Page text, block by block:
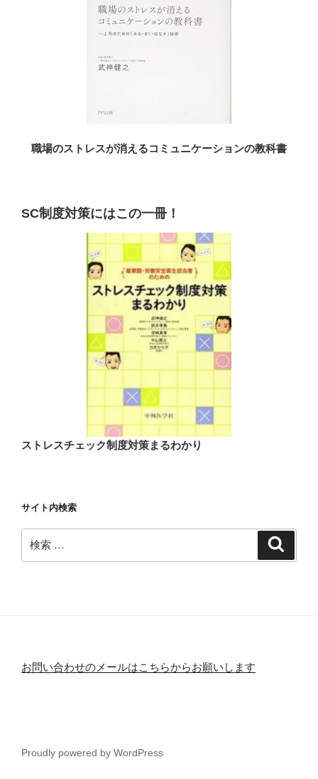
職場のストレスが消えるコミュニケーションの教科書
SC制度対策にはこの一冊！
ストレスチェック制度対策まるわかり
サイト内検索
検
索:
お問い合わせのメールはこちらからお願いします
Proudly powered by WordPress